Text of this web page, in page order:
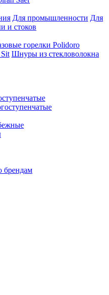
Для промышленности Для
и стоков
горелки Polidoro
Шнуры из стекловолокна
брендам